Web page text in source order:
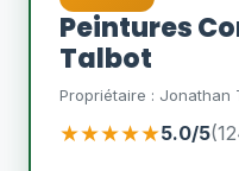
Peintures
Talbot
Propriétaire : Jonathan
★★★★★5.0/5